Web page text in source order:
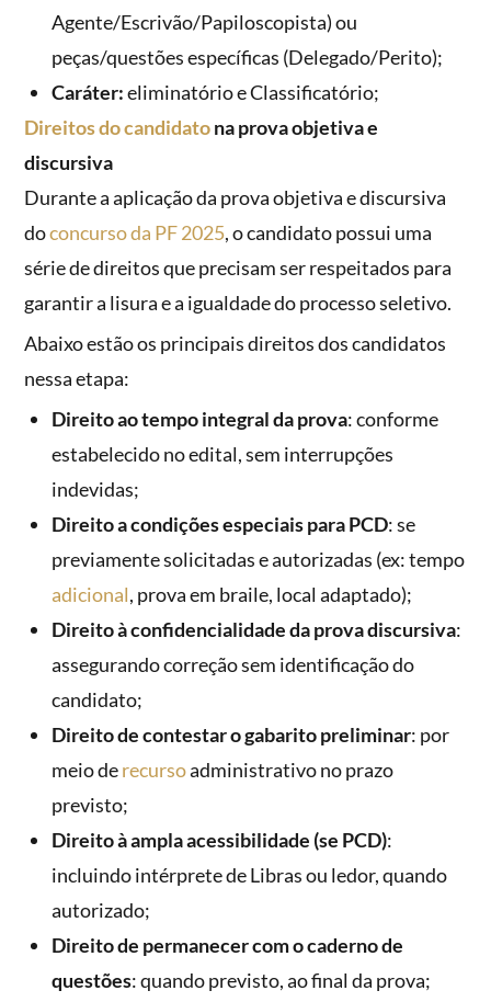
Agente/Escrivão/Papiloscopista) ou
peças/questões específicas (Delegado/Perito);
Caráter:eliminatório e Classificatório;
Direitos do candidatona prova objetiva e
discursiva
Durante a aplicação da prova objetiva e discursiva
doconcurso da PF 2025, o candidato possui uma
série de direitos que precisam ser respeitados para
garantir a lisura e a igualdade do processo seletivo.
Abaixo estão os principais direitos dos candidatos
nessa etapa:
Direito ao tempo integral da prova: conforme
estabelecido no edital, sem interrupções
indevidas;
Direito a condições especiais para PCD: se
previamente solicitadas e autorizadas (ex: tempo
adicional, prova em braile, local adaptado);
Direito à confidencialidade da prova discursiva:
assegurando correção sem identificação do
candidato;
Direito de contestar o gabarito preliminar: por
meio derecursoadministrativo no prazo
previsto;
Direito à ampla acessibilidade (se PCD):
incluindo intérprete de Libras ou ledor, quando
autorizado;
Direito de permanecer com o caderno de
questões: quando previsto, ao final da prova;